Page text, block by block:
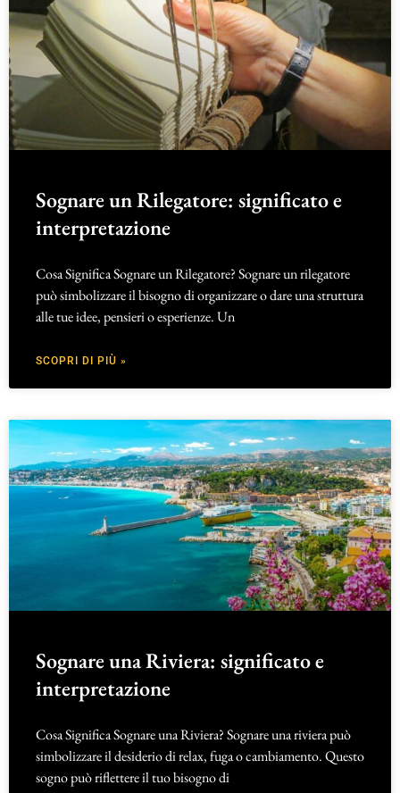
Sognare un Rilegatore: significato e
interpretazione
Cosa Significa Sognare un Rilegatore? Sognare un rilegatore
può simbolizzare il bisogno di organizzare o dare una struttura
alle tue idee, pensieri o esperienze. Un
SCOPRI DI PIÙ »
Sognare una Riviera: significato e
interpretazione
Cosa Significa Sognare una Riviera? Sognare una riviera può
simbolizzare il desiderio di relax, fuga o cambiamento. Questo
sogno può riflettere il tuo bisogno di